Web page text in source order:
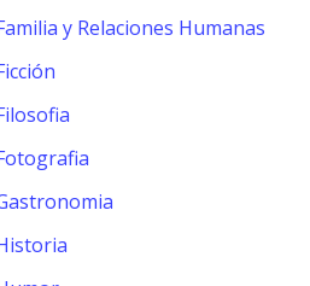
y Relaciones Humanas